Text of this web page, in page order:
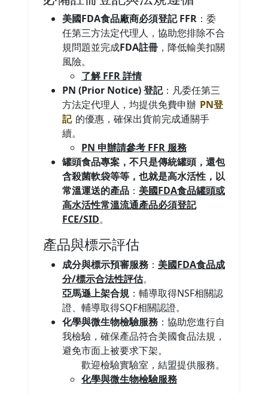
美國FDA食品廠商必須登記 FFR ：委
任第三方法定代理人，協助您排除不合
規問題並完成FDA註冊 ，降低輸美扣關
風險。
了解 FFR 詳情
PN (Prior Notice) 登記：凡委任第三
方法定代理人，均提供免費申辦 PN登
記 的優惠，確保出貨前完成通關手
續。
PN 申辦請參考 FFR 服務
罐頭食品專案，不只是傳統罐頭，還包
含殺菌軟袋等等，也就是高水活性，以
常溫運送的產品 ： 美國FDA食品罐頭或
高水活性常溫流通產品必須登記
FCE/SID。
產品與標示評估
成分與標示預審服務 ： 美國FDA食品成
分/標示合法性評估。
亞馬遜上架合規 ：輔導取得NSF相關認
證、輔導取得SQF相關認證。
化學與微生物檢驗服務 ：協助您進行自
我檢驗，確保產品符合美國食品法規，
避免市面上被要求下架。
歡迎檢驗實驗室，結盟提供服務。
化學與微生物檢驗服務